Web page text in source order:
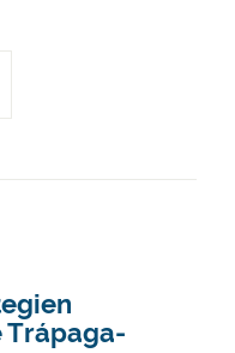
Trápaga-